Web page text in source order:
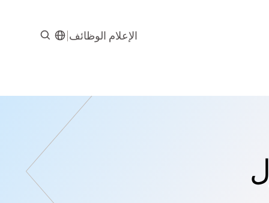
الإعلام الوظائف